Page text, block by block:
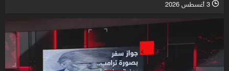
l 3 أغسطس 2026